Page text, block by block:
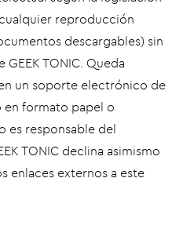
reproducción
descargables) sin
TONIC. Queda
un soporte electrónico de
formato papel o
es responsable del
TONIC declina asimismo
enlaces externos a este